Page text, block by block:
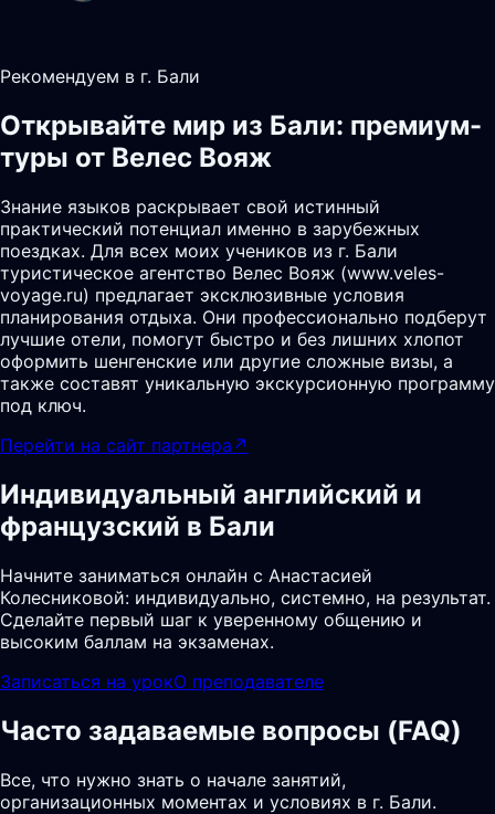
Рекомендуем в г. Бали
Открывайте мир из Бали: премиум-
туры от Велес Вояж
Знание языков раскрывает свой истинный
практический потенциал именно в зарубежных
поездках. Для всех моих учеников из г. Бали
туристическое агентство Велес Вояж (www.veles-
voyage.ru) предлагает эксклюзивные условия
планирования отдыха. Они профессионально подберут
лучшие отели, помогут быстро и без лишних хлопот
оформить шенгенские или другие сложные визы, а
также составят уникальную экскурсионную программу
под ключ.
Перейти на сайт партнера ↗
Индивидуальный английский и
французский в Бали
Начните заниматься онлайн с Анастасией
Колесниковой: индивидуально, системно, на результат.
Сделайте первый шаг к уверенному общению и
высоким баллам на экзаменах.
Записаться на урокО преподавателе
Часто задаваемые вопросы (FAQ)
Все, что нужно знать о начале занятий,
организационных моментах и условиях в г. Бали.